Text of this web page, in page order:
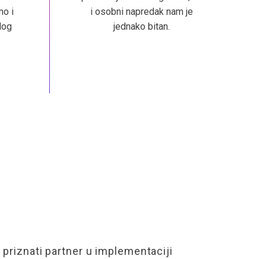
i
i osobni napredak nam je
jednako bitan.
priznati partner u implementaciji